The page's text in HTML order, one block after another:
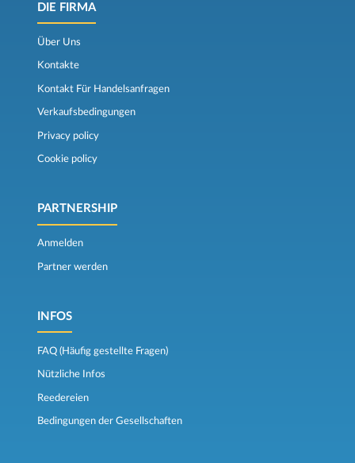
DIE FIRMA
Über Uns
Kontakte
Kontakt Für Handelsanfragen
Verkaufsbedingungen
Privacy policy
Cookie policy
PARTNERSHIP
Anmelden
Partner werden
INFOS
FAQ (Häufig gestellte Fragen)
Nützliche Infos
Reedereien
Bedingungen der Gesellschaften